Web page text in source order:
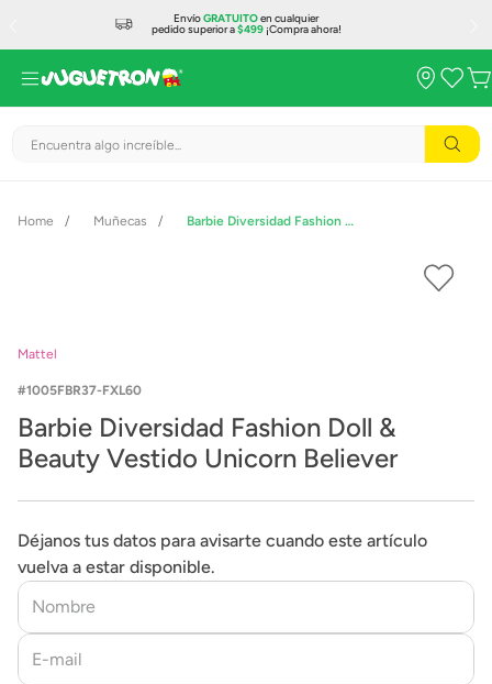
EnvíoGRATUITOen cualquier
pedido superior a$499¡Compra ahora!
Encuentra algo increíble...
Muñecas Barbie Diversidad Fashion Doll & Beauty Vestido Unicorn Believer
Mattel
1005FBR37-FXL60
Barbie Diversidad Fashion Doll &
Beauty Vestido Unicorn Believer
Déjanos tus datos para avisarte cuando este artículo
vuelva a estar disponible.